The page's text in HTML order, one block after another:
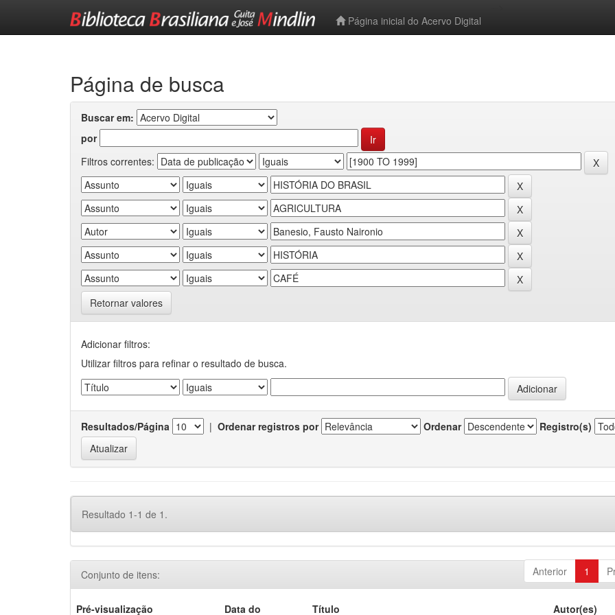
Página inicial do Acervo Digital
Página de busca
Buscar em:
por
Filtros correntes:
Retornar valores
Adicionar filtros:
Utilizar filtros para refinar o resultado de busca.
Resultados/Página | Ordenar registros por Ordenar Registro(s)
Resultado 1-1 de 1.
Anterior 1
Conjunto de itens:
Pré-visualização Data do Título Autor(es)